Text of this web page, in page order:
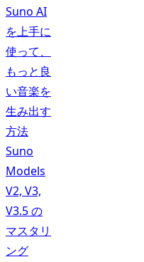
Suno AI
を上手に
使って、
もっと良
い音楽を
生み出す
方法
Suno
Models
V2, V3,
V3.5 の
マスタリ
ング